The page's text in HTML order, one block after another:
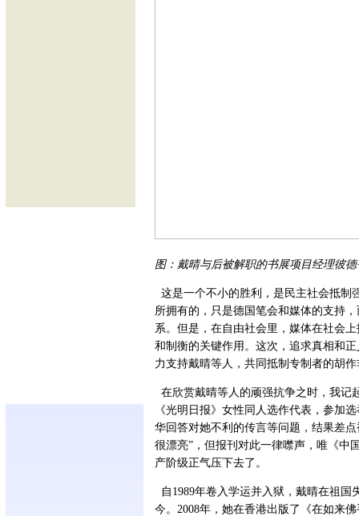
图：戴晴与后被解职的书展项目经理彼德
这是一个不小的胜利，是民主社会抵制
所拥有的，只是德国笔会和媒体的支持
系。但是，在自由社会里，媒体在社会
和制衡的关键作用。这次，追求真相和
力支持戴晴等人，共同抵制专制者的胡
在欣赏戴晴等人的顽强抗争之时，我记
《光明日报》女性同人选作代表，参加
华回答对她不利的传言等问题，结果差
很漂亮”，但报刊对此一律噤声，唯《中
产阶级正气压下去了。
自1989年卷入学运并入狱，戴晴在祖
今。2008年，她在香港出版了《在如来